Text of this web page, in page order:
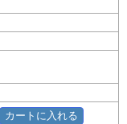
カートに入れる